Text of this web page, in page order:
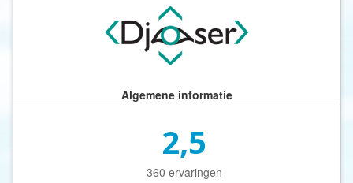
Algemene informatie
2,5
360 ervaringen